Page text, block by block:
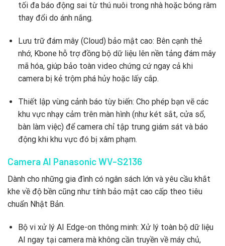
tối đa báo động sai từ thú nuôi trong nhà hoặc bóng râm
thay đổi do ánh nắng.
Lưu trữ đám mây (Cloud) bảo mật cao: Bên cạnh thẻ
nhớ, Kbone hỗ trợ đồng bộ dữ liệu lên nền tảng đám mây
mã hóa, giúp bảo toàn video chứng cứ ngay cả khi
camera bị kẻ trộm phá hủy hoặc lấy cắp.
Thiết lập vùng cảnh báo tùy biến: Cho phép bạn vẽ các
khu vực nhạy cảm trên màn hình (như két sắt, cửa sổ,
bàn làm việc) để camera chỉ tập trung giám sát và báo
động khi khu vực đó bị xâm phạm.
Camera AI Panasonic WV-S2136
Dành cho những gia đình có ngân sách lớn và yêu cầu khắt
khe về độ bền cũng như tính bảo mật cao cấp theo tiêu
chuẩn Nhật Bản.
Bộ vi xử lý AI Edge-on thông minh: Xử lý toàn bộ dữ liệu
AI ngay tại camera mà không cần truyền về máy chủ,